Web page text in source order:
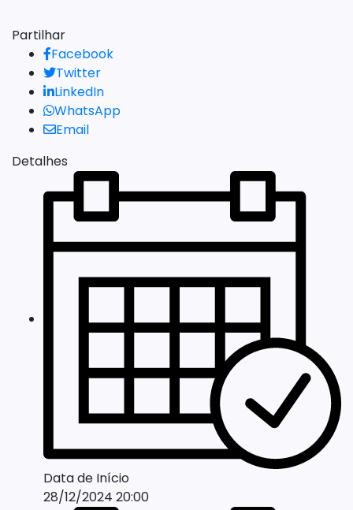
Partilhar
Facebook
Twitter
LinkedIn
WhatsApp
Email
Detalhes
Data de Início
28/12/2024 20:00